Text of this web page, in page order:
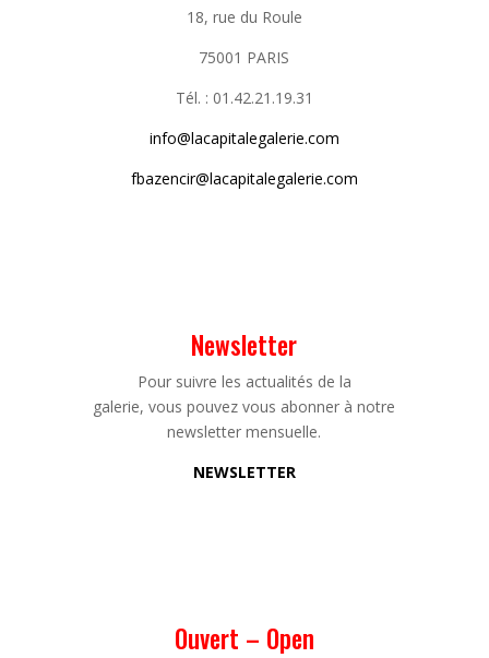
18, rue du Roule
75001 PARIS
Tél. : 01.42.21.19.31
info@lacapitalegalerie.com
fbazencir@lacapitalegalerie.com
Newsletter
Pour suivre les actualités de la
galerie, vous pouvez vous abonner à notre
newsletter mensuelle.
NEWSLETTER
Ouvert – Open